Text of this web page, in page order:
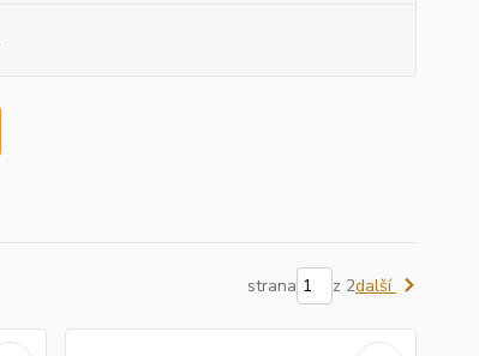
strana z 2další